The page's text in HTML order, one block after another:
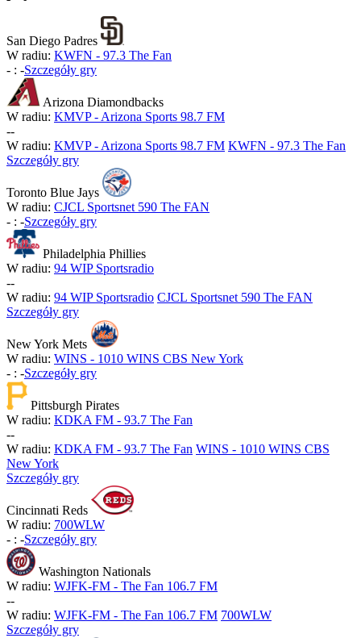
San Diego Padres
W radiu: KWFN - 97.3 The Fan
- : -Szczegóły gry
Arizona Diamondbacks
W radiu: KMVP - Arizona Sports 98.7 FM
--
W radiu: KMVP - Arizona Sports 98.7 FM KWFN - 97.3 The Fan
Szczegóły gry
Toronto Blue Jays
W radiu: CJCL Sportsnet 590 The FAN
- : -Szczegóły gry
Philadelphia Phillies
W radiu: 94 WIP Sportsradio
--
W radiu: 94 WIP Sportsradio CJCL Sportsnet 590 The FAN
Szczegóły gry
New York Mets
W radiu: WINS - 1010 WINS CBS New York
- : -Szczegóły gry
Pittsburgh Pirates
W radiu: KDKA FM - 93.7 The Fan
--
W radiu: KDKA FM - 93.7 The Fan WINS - 1010 WINS CBS
New York
Szczegóły gry
Cincinnati Reds
W radiu: 700WLW
- : -Szczegóły gry
Washington Nationals
W radiu: WJFK-FM - The Fan 106.7 FM
--
W radiu: WJFK-FM - The Fan 106.7 FM 700WLW
Szczegóły gry